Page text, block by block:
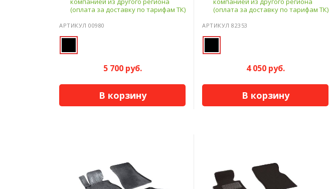
(оплата за доставку по тарифам ТК)
АРТИКУЛ 00980
5 700 руб.
В корзину
(оплата за доставку по тарифам ТК)
АРТИКУЛ 82353
4 050 руб.
В корзину